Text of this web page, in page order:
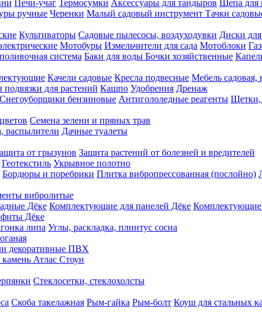
Печи-учаг Термосумки Аксессуары для тандыров Щепа для
ручные Черенки Малый садовый инструмент Тачки
Культиваторы Садовые пылесосы, воздуходувки Диски
Мотобуры Измельчители для сада Мотоблоки
система Баки для воды Бочки хозяйственные
Качели садовые Кресла подвесные Мебель садовая,
для растений Кашпо Удобрения Дренаж
Снегоуборщики бензиновые Антигололедные реагенты Щетки,
Семена зелени и пряных трав
распылители Дачные туалеты
от грызунов Защита растений от болезней и вредителей
Геотекстиль Укрывное полотно
Бордюры и поребрики Плитка вибропрессованная (послойно)
вибролитые
Дёке Комплектующие для панелей Дёке Комплектующие
Дёке
липа Углы, раскладка, плинтус сосна
декоративные ПВХ
Атлас Стоун
Стеклосетки, стеклохолсты
Скоба такелажная Рым-гайка Рым-болт Коуш для стальных